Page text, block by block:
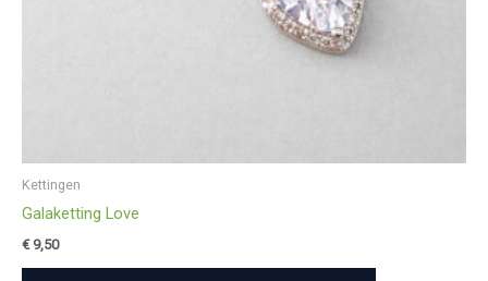
Kettingen
Galaketting Love
€9,50